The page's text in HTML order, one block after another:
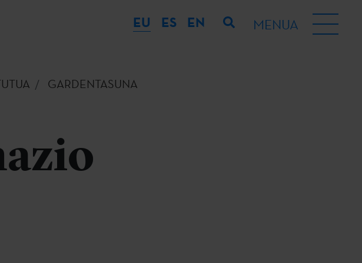
EU ES EN MENUA
GARDENTASUNA